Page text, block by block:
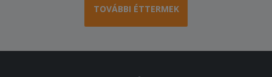
TOVÁBBI ÉTTERMEK